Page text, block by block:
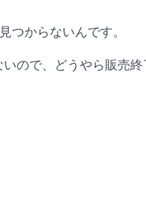
つからないんです。
ので、どうやら販売